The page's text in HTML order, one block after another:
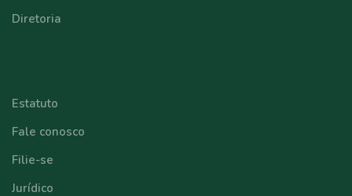
Diretoria
Estatuto
Fale conosco
Filie-se
Jurídico